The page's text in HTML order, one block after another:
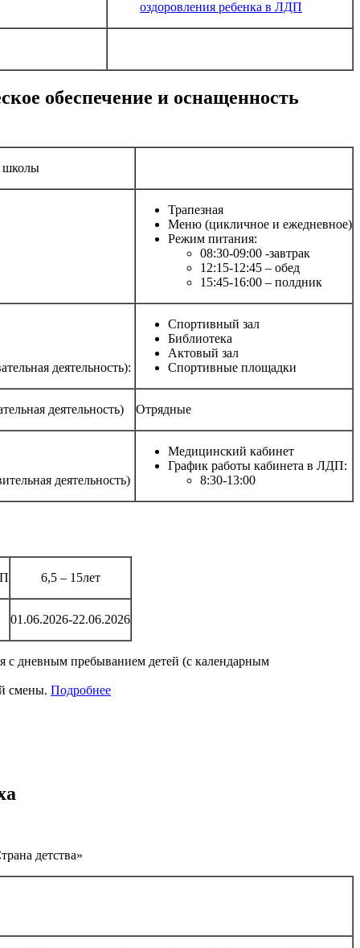
оздоровления ребенка в ЛДП
обеспечение и оснащенность
школы
Трапезная
Меню (цикличное и ежедневное)
Режим питания:
08:30-09:00 -завтрак
12:15-12:45 – обед
15:45-16:00 – полдник
деятельность):
Спортивный зал
Библиотека
Актовый зал
Спортивные площадки
деятельность) Отрядные
деятельность)
Медицинский кабинет
График работы кабинета в ЛДП:
8:30-13:00
6,5 – 15лет
01.06.2026-22.06.2026
с дневным пребыванием детей (с календарным
смены. Подробнее
детства»